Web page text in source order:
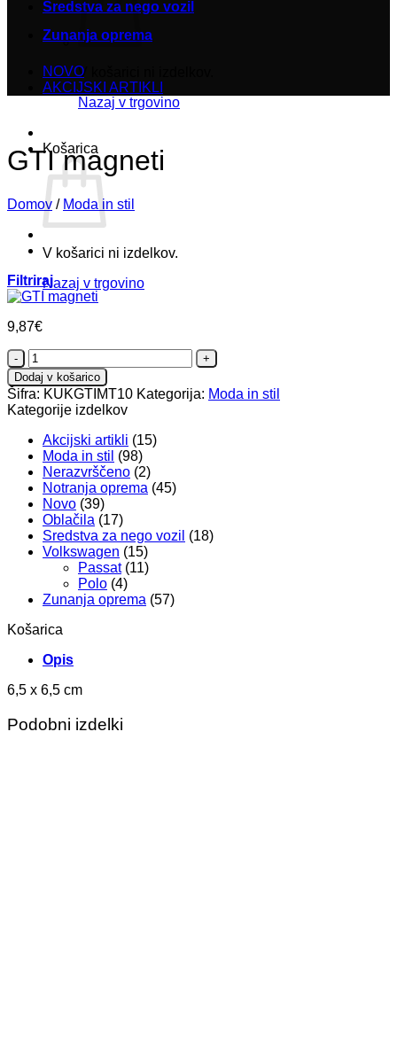
V košarici ni izdelkov.
Nazaj v trgovino
Košarica
V košarici ni izdelkov.
Nazaj v trgovino
Sredstva za nego vozil
Zunanja oprema
NOVO
AKCIJSKI ARTIKLI
GTI magneti
Domov / Moda in stil
Filtriraj
9,87€
GTI
magneti
količina
Dodaj v košarico
Šifra: KUKGTIMT10 Kategorija: Moda in stil
Kategorije izdelkov
Akcijski artikli (15)
Moda in stil (98)
Nerazvrščeno (2)
Notranja oprema (45)
Novo (39)
Oblačila (17)
Sredstva za nego vozil (18)
Volkswagen (15)
Passat (11)
Polo (4)
Zunanja oprema (57)
Košarica
Opis
6,5 x 6,5 cm
Podobni izdelki